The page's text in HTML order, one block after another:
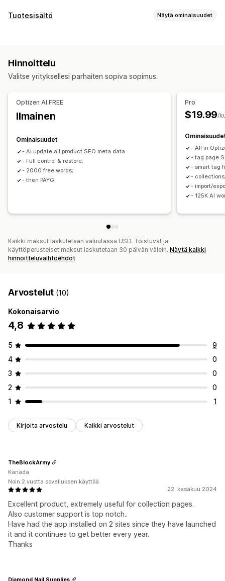
Hakuoptimointityökalut
Tehokkuuden valvonta
Ranking-seuranta
Tuotesisältö Näytä ominaisuudet
Vaihtoehtoinen teksti
Usein kysyttyä
Automaattiset päivitykset
Hakukoneoptimointi
Kokoelman hakukoneoptimointi
Automaattinen optimointi
Sisäinen linkitys
Hinnoittelu
Valitse yrityksellesi parhaiten sopiva sopimus.
Optizen AI FREE
Ilmainen
Ominaisuudet
- AI update all product SEO meta data
- Full control & restore;
- 2000 free words;
- then PAYG
Pro
$19.99/
- All in
- tag page
- smart tag
-
- import/
- 125K AI
Kaikki maksut laskutetaan valuutassa USD. Toistuvat ja
käyttöperusteiset maksut laskutetaan 30 päivän välein. Näytä kaikki
hinnoitteluvaihtoehdot
Arvostelut (10)
Kokonaisarvio
4,8
5
9
4
0
3
0
2
0
1
1
Kirjoita arvostelu Kaikki arvostelut
22. kesäkuu 2024
Excellent product, extremely useful for collection pages.
Also customer support is top notch..
Have had the app installed on 2 sites since they have launched
it and it continues to get better every year.
Thanks
TheBlockArmy
Kanada
Noin 2 vuotta sovelluksen käyttöä
Diamond Nail Supplies